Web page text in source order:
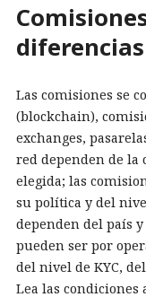
Las comisiones se
(blockchain),
exchanges,
red dependen de la
elegida; las
su política y del
dependen del país
pueden ser por
del nivel de KYC,
Lea las condiciones